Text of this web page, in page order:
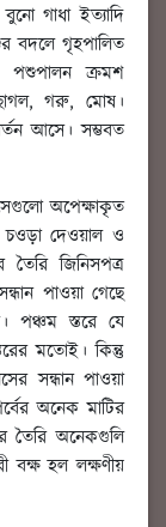
গাধা ইত্যাদি
বদলে গৃহপালিত
পশুপালন ক্রমশ
গরু, মোষ।
আসে। সম্ভবত
অপেক্ষাকৃত
দেওয়াল ও
জিনিসপত্র
পাওয়া গেছে
পঞ্চম স্তরে যে
মতোই। কিন্তু
সন্ধান পাওয়া
অনেক মাটির
তৈরি অনেকগুলি
বক্ষ হল লক্ষণীয়